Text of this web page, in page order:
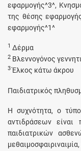
εφαρμογής^3^,
της θέσης
εφαρμογής^1^
1 Δέρμα
2 Βλεννογόνος
3Έλκος κάτω άκρου
Παιδιατρικός
Η συχνότητα, ο
αντιδράσεων είναι
παιδιατρικών